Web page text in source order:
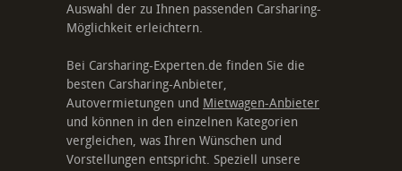
Auswahl der zu Ihnen passenden Carsharing-
Möglichkeit erleichtern.
Bei Carsharing-Experten.de finden Sie die
besten Carsharing-Anbieter,
Autovermietungen und Mietwagen-Anbieter
und können in den einzelnen Kategorien
vergleichen, was Ihren Wünschen und
Vorstellungen entspricht. Speziell unsere